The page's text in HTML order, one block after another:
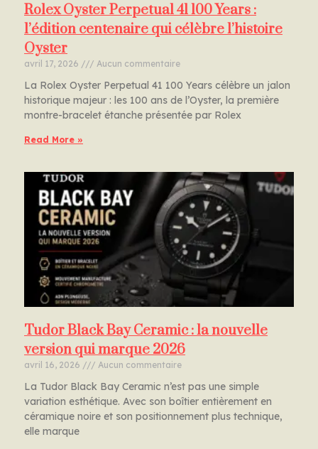
Rolex Oyster Perpetual 41 100 Years :
l’édition centenaire qui célèbre l’histoire
Oyster
avril 17, 2026 Aucun commentaire
La Rolex Oyster Perpetual 41 100 Years célèbre un jalon
historique majeur : les 100 ans de l’Oyster, la première
montre-bracelet étanche présentée par Rolex
Read More »
Tudor Black Bay Ceramic : la nouvelle
version qui marque 2026
avril 16, 2026 Aucun commentaire
La Tudor Black Bay Ceramic n’est pas une simple
variation esthétique. Avec son boîtier entièrement en
céramique noire et son positionnement plus technique,
elle marque